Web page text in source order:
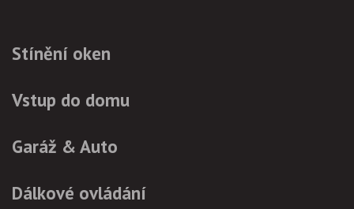
Stínění oken
Vstup do domu
Garáž & Auto
Dálkové ovládání